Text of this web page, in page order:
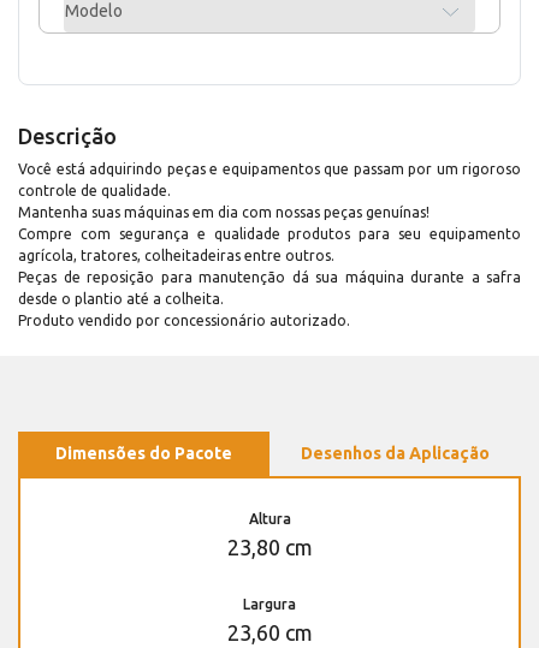
Modelo
Descrição
Você está adquirindo peças e equipamentos que passam por um rigoroso
controle de qualidade.
Mantenha suas máquinas em dia com nossas peças genuínas!
Compre com segurança e qualidade produtos para seu equipamento
agrícola, tratores, colheitadeiras entre outros.
Peças de reposição para manutenção dá sua máquina durante a safra
desde o plantio até a colheita.
Produto vendido por concessionário autorizado.
Dimensões do Pacote Desenhos da Aplicação
Altura
23,80 cm
Largura
23,60 cm